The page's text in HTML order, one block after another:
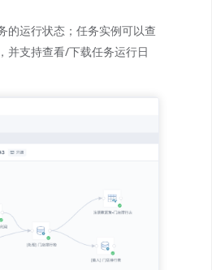
的运行状态；任务实例可以查
并支持查看/下载任务运行日